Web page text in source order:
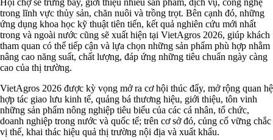
Hội chợ sẽ trưng bày, giới thiệu nhiều sản phẩm, dịch vụ, công nghệ
trong lĩnh vực thủy sản, chăn nuôi và trồng trọt. Bên cạnh đó, những
ứng dụng khoa học kỹ thuật tiên tiến, kết quả nghiên cứu mới nhất
trong và ngoài nước cũng sẽ xuất hiện tại VietAgros 2026, giúp khách
tham quan có thể tiếp cận và lựa chọn những sản phẩm phù hợp nhằm
nâng cao năng suất, chất lượng, đáp ứng những tiêu chuẩn ngày càng
cao của thị trường.
VietAgros 2026 được kỳ vọng mở ra cơ hội thúc đẩy, mở rộng quan hệ
hợp tác giao lưu kinh tế, quảng bá thương hiệu, giới thiệu, tôn vinh
những sản phẩm nông nghiệp tiêu biểu của các cá nhân, tổ chức,
doanh nghiệp trong nước và quốc tế; trên cơ sở đó, củng cố vững chắc
vị thế, khai thác hiệu quả thị trường nội địa và xuất khẩu.